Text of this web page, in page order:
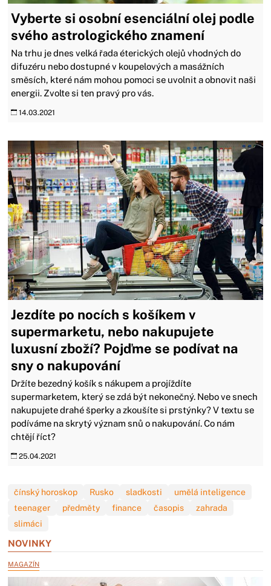
Vyberte si osobní esenciální olej podle
svého astrologického znamení
Na trhu je dnes velká řada éterických olejů vhodných do
difuzéru nebo dostupné v koupelových a masážních
směsích, které nám mohou pomoci se uvolnit a obnovit naši
energii. Zvolte si ten pravý pro vás.
14.03.2021
Jezdíte po nocích s košíkem v
supermarketu, nebo nakupujete
luxusní zboží? Pojďme se podívat na
sny o nakupování
Držíte bezedný košík s nákupem a projíždíte
supermarketem, který se zdá být nekonečný. Nebo ve snech
nakupujete drahé šperky a zkoušíte si prstýnky? V textu se
podíváme na skrytý význam snů o nakupování. Co nám
chtějí říct?
25.04.2021
čínský horoskop Rusko sladkosti
umělá inteligence
teenager
předměty finance časopis
zahrada
slimáci
NOVINKY
MAGAZÍN